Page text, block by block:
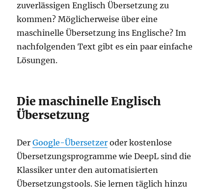
zuverlässigen Englisch Übersetzung zu
kommen? Möglicherweise über eine
maschinelle Übersetzung ins Englische? Im
nachfolgenden Text gibt es ein paar einfache
Lösungen.
Die maschinelle Englisch
Übersetzung
DerGoogle-Übersetzer oder kostenlose
Übersetzungsprogramme wie DeepL sind die
Klassiker unter den automatisierten
Übersetzungstools. Sie lernen täglich hinzu